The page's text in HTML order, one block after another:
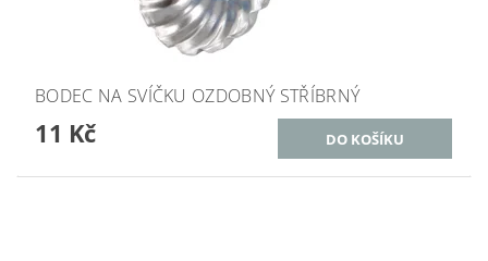
BODEC NA SVÍČKU OZDOBNÝ STŘÍBRNÝ
11 Kč